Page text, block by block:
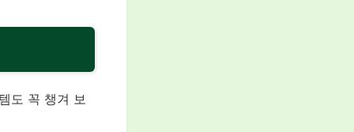
도 꼭 챙겨 보